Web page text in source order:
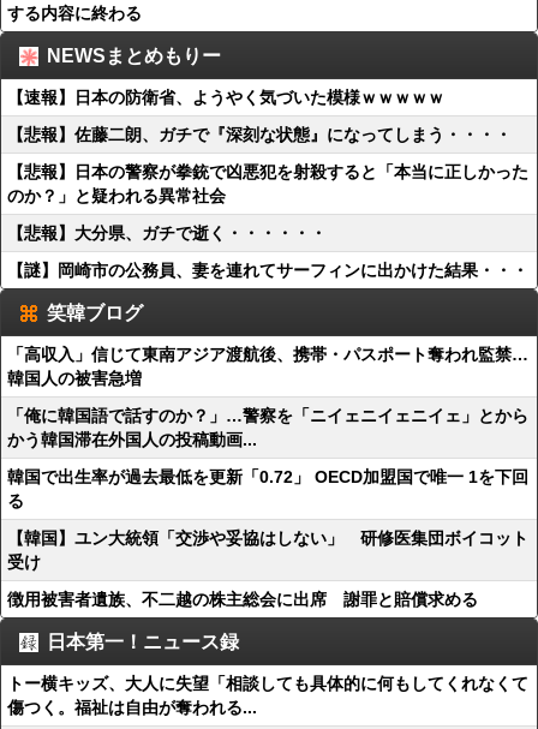
する内容に終わる
NEWSまとめもりー
【速報】日本の防衛省、ようやく気づいた模様ｗｗｗｗｗ
【悲報】佐藤二朗、ガチで『深刻な状態』になってしまう・・・・
【悲報】日本の警察が拳銃で凶悪犯を射殺すると「本当に正しかった
のか？」と疑われる異常社会
【悲報】大分県、ガチで逝く・・・・・・
【謎】岡崎市の公務員、妻を連れてサーフィンに出かけた結果・・・
笑韓ブログ
「高収入」信じて東南アジア渡航後、携帯・パスポート奪われ監禁…
韓国人の被害急増
「俺に韓国語で話すのか？」…警察を「ニイェニイェニイェ」とから
かう韓国滞在外国人の投稿動画...
韓国で出生率が過去最低を更新「0.72」 OECD加盟国で唯一 1を下回
る
【韓国】ユン大統領「交渉や妥協はしない」 研修医集団ボイコット
受け
徴用被害者遺族、不二越の株主総会に出席 謝罪と賠償求める
日本第一！ニュース録
トー横キッズ、大人に失望「相談しても具体的に何もしてくれなくて
傷つく。福祉は自由が奪われる...